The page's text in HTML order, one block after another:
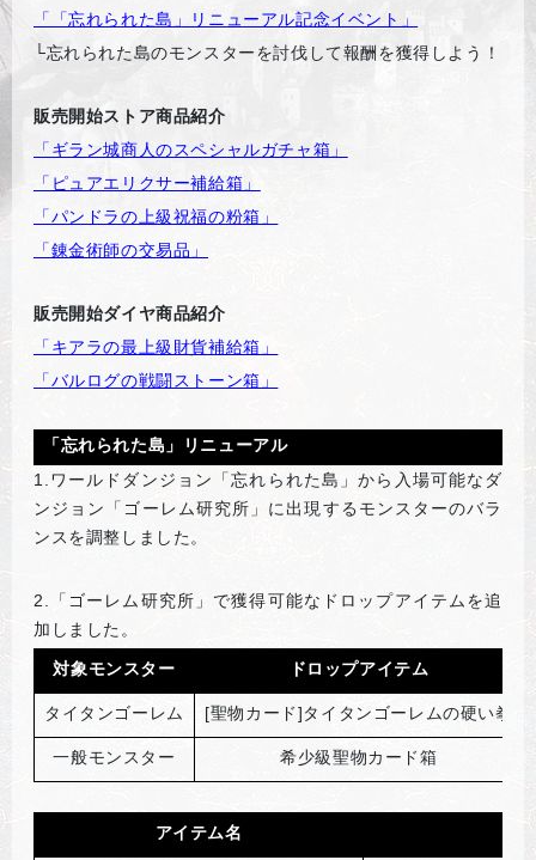
「「忘れられた島」リニューアル記念イベント」
└忘れられた島のモンスターを討伐して報酬を獲得しよう！
販売開始ストア商品紹介
「ギラン城商人のスペシャルガチャ箱」
「ピュアエリクサー補給箱」
「パンドラの上級祝福の粉箱」
「錬金術師の交易品」
販売開始ダイヤ商品紹介
「キアラの最上級財貨補給箱」
「バルログの戦闘ストーン箱」
「忘れられた島」リニューアル
1.
ワールドダンジョン「忘れられた島」から入場可能なダ
ンジョン「ゴーレム研究所」に出現するモンスターのバラ
ンスを調整しました。
2.
「ゴーレム研究所」で獲得可能なドロップアイテムを追
加しました。
対象モンスター ドロップアイテム
タイタンゴーレム [聖物カード]タイタンゴーレムの硬い拳
一般モンスター 希少級聖物カード箱
アイテム名